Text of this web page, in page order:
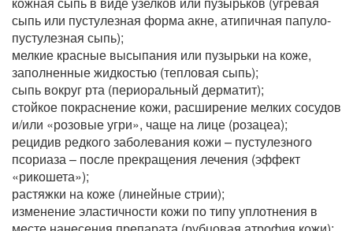
сыпь или пустулезная форма акне, атипичная папуло-
пустулезная сыпь);
мелкие красные высыпания или пузырьки на коже,
заполненные жидкостью (тепловая сыпь);
сыпь вокруг рта (периоральный дерматит);
стойкое покраснение кожи, расширение мелких сосудов
и/или «розовые угри», чаще на лице (розацеа);
рецидив редкого заболевания кожи – пустулезного
псориаза – после прекращения лечения (эффект
«рикошета»);
растяжки на коже (линейные стрии);
изменение эластичности кожи по типу уплотнения в